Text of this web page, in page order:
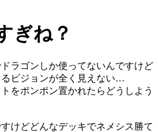
ぎね？
ラゴンしか使ってないんですけど
ビジョンが全く見えない…
をポンポン置かれたらどうしよう
けどどんなデッキでネメシス勝て